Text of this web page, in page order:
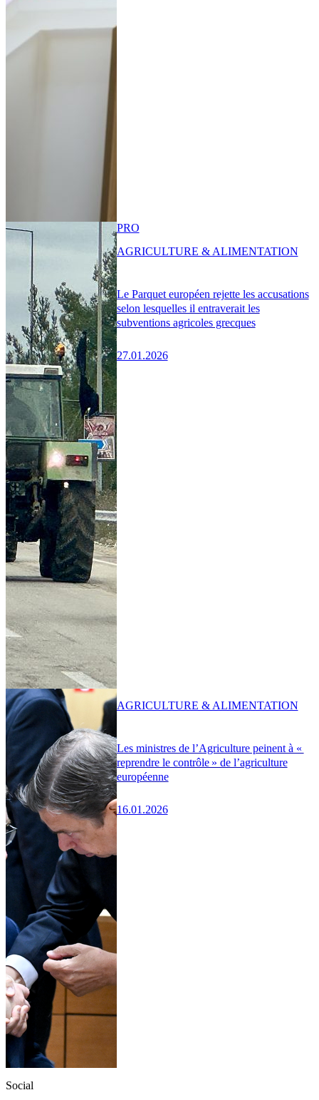
Le Parquet européen rejette les accusations
selon lesquelles il entraverait les
subventions agricoles grecques
27.01.2026
PRO
AGRICULTURE & ALIMENTATION
Les ministres de l’Agriculture peinent à «
reprendre le contrôle » de l’agriculture
européenne
16.01.2026
AGRICULTURE & ALIMENTATION
Social